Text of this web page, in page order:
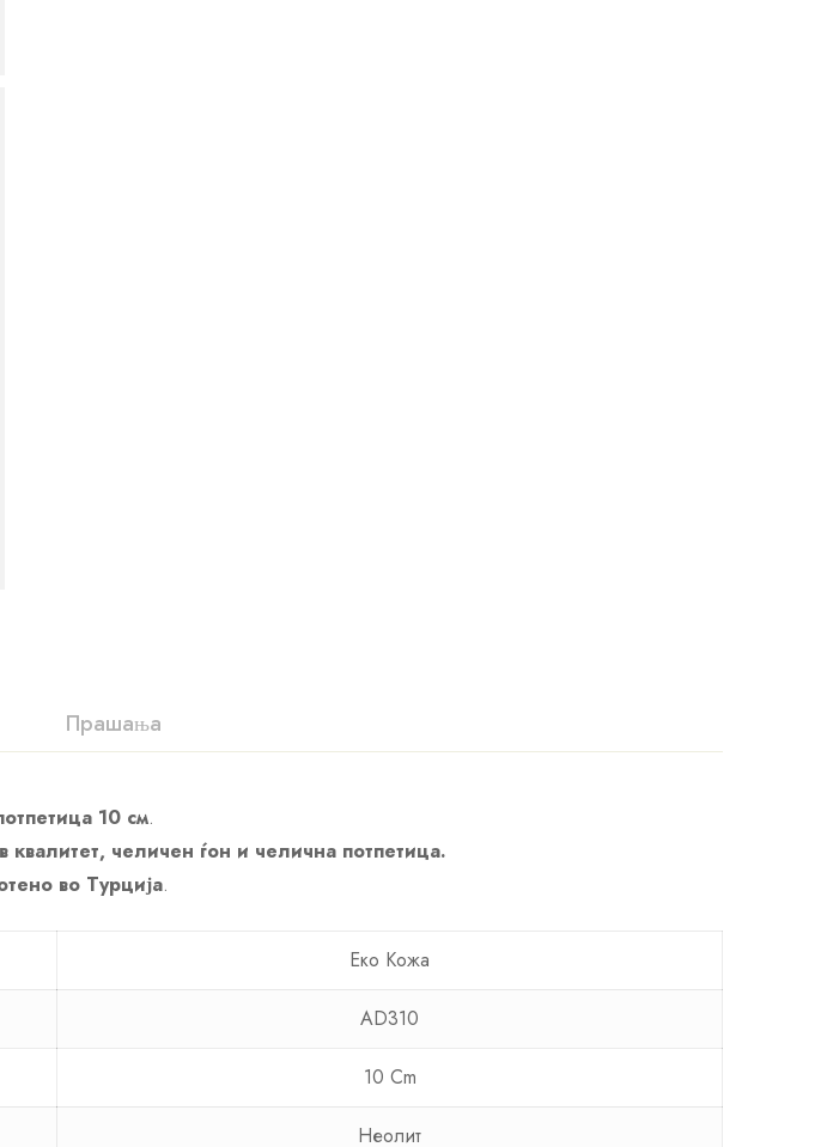
Прашања
10 см.
челичен ѓон и челична потпетица.
во Турција.
Еко Кожa
AD310
10 Cm
Неолит